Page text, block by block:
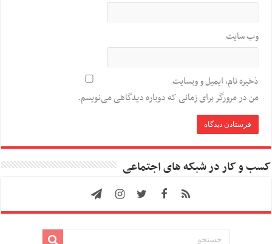
وب‌ سایت
ذخیره نام، ایمیل و وبسایت
من در مرورگر برای زمانی که دوباره دیدگاهی می‌نویسم.
کسب و کار در شبکه های اجتماعی